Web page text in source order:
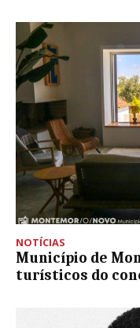
NOTÍCIAS
Município de
turísticos do